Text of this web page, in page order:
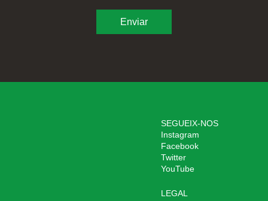
SEGUEIX-NOS
Instagram
Facebook
Twitter
YouTube
LEGAL